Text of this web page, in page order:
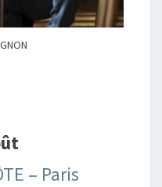
– Paris